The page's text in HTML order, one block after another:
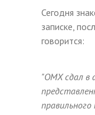
Сегодня
записке,
говорится:
"ОМХ сдал в